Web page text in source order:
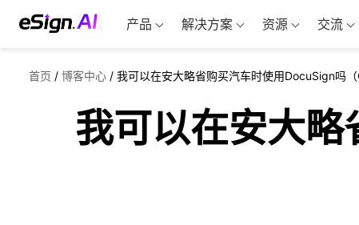
产品 解决方案 资源 交流
首页 / 博客中心 / 我可以在安大略省购买汽车时使用DocuSign吗（
我可以在安大